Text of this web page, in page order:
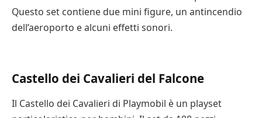
Questo set contiene due mini figure, un antincendio
dell’aeroporto e alcuni effetti sonori.
Castello dei Cavalieri del Falcone
Il Castello dei Cavalieri di Playmobil è un playset